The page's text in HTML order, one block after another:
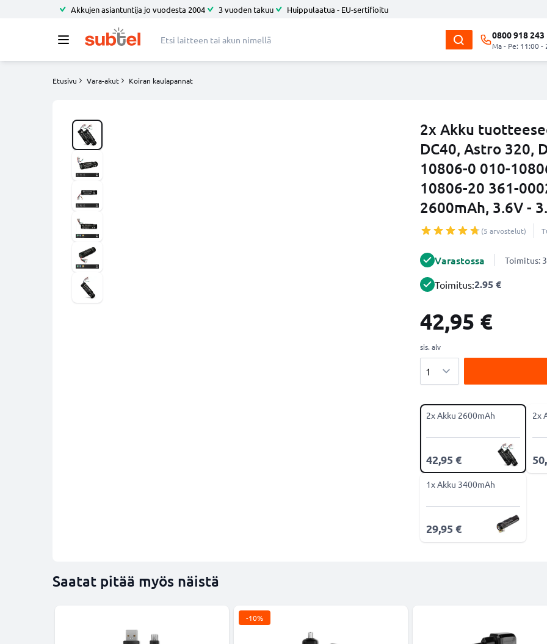
Akkujen asiantuntija jo vuodesta 2004 3 vuoden takuu Huippulaatua - EU-sertifioitu
0800 918 243
Ma - Pe: 11:00 -
Etusivu Vara-akut Koiran kaulapannat
2x Akku
DC40, Astro 320,
10806-0 010-
10806-20 361-
2600mAh, 3.6V -
(5 arvostelut)
Varastossa Toimitus:
Toimitus:2.95 €
42,95 €
sis. alv
2x Akku 2600mAh
42,95 €
2x
1x Akku 3400mAh
29,95 €
Saatat pitää myös näistä
-10%